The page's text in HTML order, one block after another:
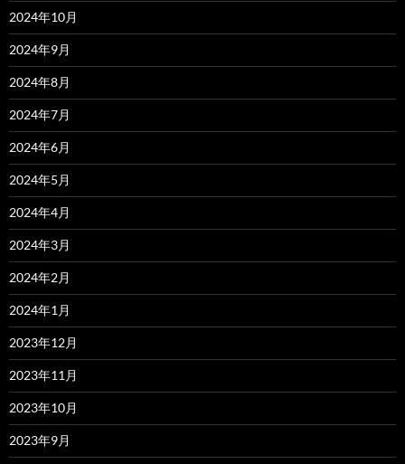
2024年10月
2024年9月
2024年8月
2024年7月
2024年6月
2024年5月
2024年4月
2024年3月
2024年2月
2024年1月
2023年12月
2023年11月
2023年10月
2023年9月